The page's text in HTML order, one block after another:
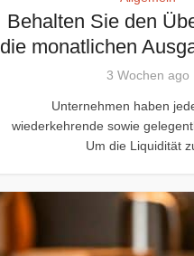
Behalten Sie den
die monatlichen
3 Wochen ago
Unternehmen haben
wiederkehrende sowie
Um die Liquidität